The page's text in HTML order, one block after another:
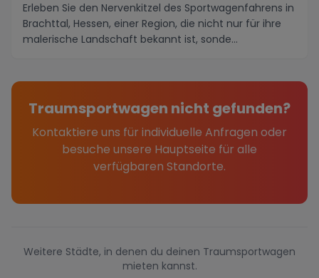
Erleben Sie den Nervenkitzel des Sportwagenfahrens in
Brachttal, Hessen, einer Region, die nicht nur für ihre
malerische Landschaft bekannt ist, sonde...
Traumsportwagen nicht gefunden?
Kontaktiere uns für individuelle Anfragen oder
besuche unsere Hauptseite für alle
verfügbaren Standorte.
Weitere Städte, in denen du deinen Traumsportwagen
mieten kannst.